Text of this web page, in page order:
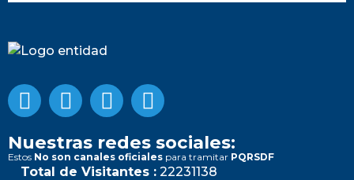
Nuestras redes sociales:
Estos No son canales oficiales para tramitar PQRSDF
Total de Visitantes : 22231138